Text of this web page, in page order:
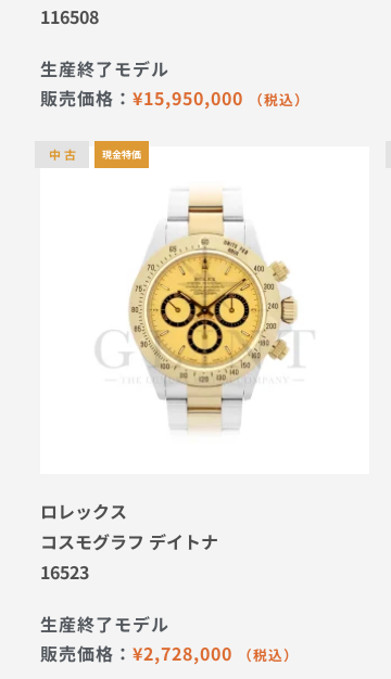
116508
生産終了モデル
販売価格： ¥15,950,000 （税込）
中 古 現金特価
ロレックス
コスモグラフ デイトナ
16523
生産終了モデル
販売価格： ¥2,728,000 （税込）